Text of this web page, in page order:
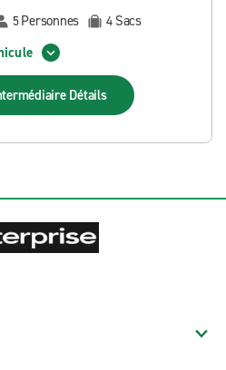
5Personnes 4 Sacs
Détails